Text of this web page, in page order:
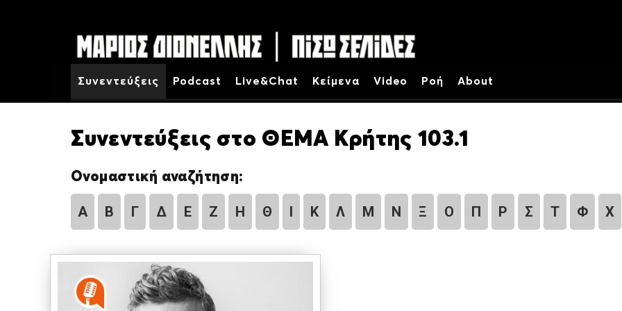
Συνεντεύξεις Podcast Live&Chat Κείμενα Video Ροή About
Συνεντεύξεις στο ΘΕΜΑ Κρήτης 103.1
Ονομαστική αναζήτηση:
Α Β Γ Δ Ε Ζ Η Θ Ι Κ Λ Μ Ν Ξ Ο Π Ρ Σ Τ Φ Χ